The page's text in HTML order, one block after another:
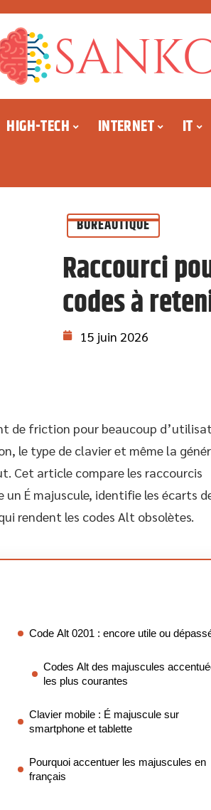
HIGH-TECH INTERNET IT
BUREAUTIQUE
Raccourci
codes à
15 juin 2026
de friction pour beaucoup
le type de clavier et même la
Cet article compare les raccourcis
É majuscule, identifie les écarts
rendent les codes Alt obsolètes.
Code Alt 0201 : encore utile ou
Codes Alt des majuscules
les plus courantes
Clavier mobile : É majuscule sur
smartphone et tablette
Pourquoi accentuer les majuscules en
français